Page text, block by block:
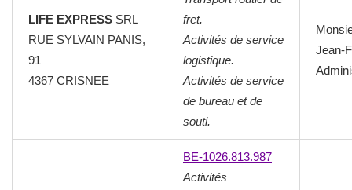
LIFE EXPRESS SRL
RUE SYLVAIN PANIS,
91
4367 CRISNEE
fret.
Activités de service
logistique.
Activités de service
de bureau et de
souti.
Jean-
BE-1026.813.987
Activités